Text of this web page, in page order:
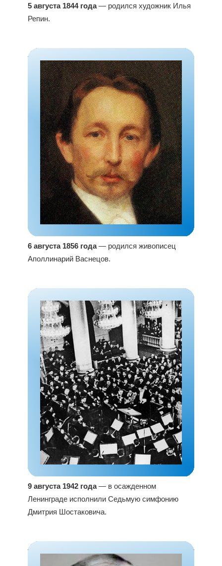
5 августа 1844 года— родился художник Илья
Репин.
6 августа 1856 года— родился живописец
Аполлинарий Васнецов.
9 августа 1942 года— в осажденном
Ленинграде исполнили Седьмую симфонию
Дмитрия Шостаковича.